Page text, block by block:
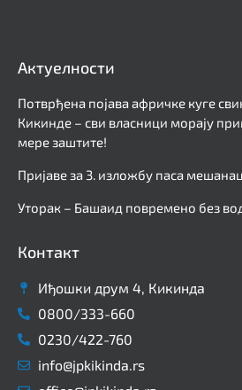
Актуелности
Потврђена појава афричке куге
Кикинде – сви власници морају
мере заштите!
Пријаве за 3. изложбу паса
Уторак – Башаид повремено без
Контакт
Иђошки друм 4, Кикинда
0800/333-660
0230/422-760
info@jpkikinda.rs